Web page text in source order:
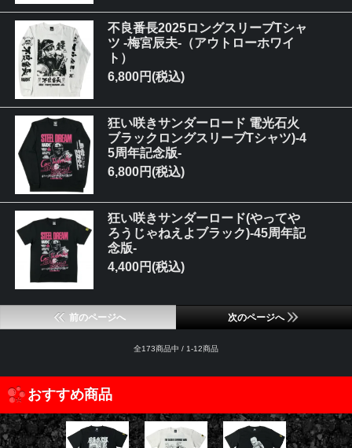
不良番長2025ロングスリーブTシャ
ツ -梅宮辰夫-（アウトローホワイ
ト）
6,800円(税込)
狂い咲きサンダーロード 電光石火
ブラックロングスリーブTシャツ)-4
5周年記念版-
6,800円(税込)
狂い咲きサンダーロード(やってや
ろうじゃねえよブラック)-45周年記
念版-
4,400円(税込)
前のページへ 次のページへ
全173商品中 / 1-12商品
おすすめ商品